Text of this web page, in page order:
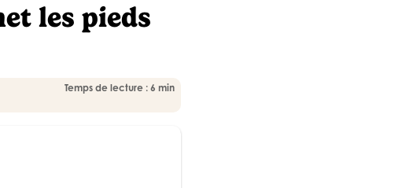
les pieds
Temps de lecture : 6 min